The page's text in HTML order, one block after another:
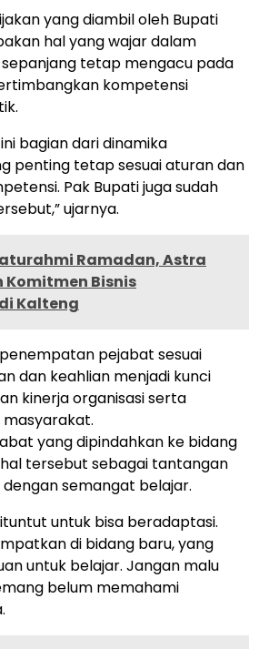
yang diambil oleh Bupati
hal yang wajar dalam
tetap mengacu pada
kompetensi
bagian dari dinamika
penting tetap sesuai aturan dan
Pak Bupati juga sudah
ujarnya.
Ramadan, Astra
Komitmen Bisnis
Kalteng
pejabat sesuai
dan keahlian menjadi kunci
kinerja organisasi serta
yang dipindahkan ke bidang
tersebut sebagai tantangan
semangat belajar.
untuk bisa beradaptasi.
di bidang baru, yang
untuk belajar. Jangan malu
belum memahami